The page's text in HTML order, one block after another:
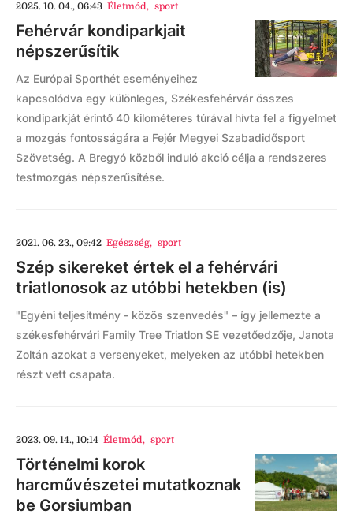
2025. 10. 04., 06:43 Életmód, sport
Fehérvár kondiparkjait
népszerűsítik
Az Európai Sporthét eseményeihez
kapcsolódva egy különleges, Székesfehérvár összes
kondiparkját érintő 40 kilométeres túrával hívta fel a figyelmet
a mozgás fontosságára a Fejér Megyei Szabadidősport
Szövetség. A Bregyó közből induló akció célja a rendszeres
testmozgás népszerűsítése.
2021. 06. 23., 09:42 Egészség, sport
Szép sikereket értek el a fehérvári
triatlonosok az utóbbi hetekben (is)
"Egyéni teljesítmény - közös szenvedés" – így jellemezte a
székesfehérvári Family Tree Triatlon SE vezetőedzője, Janota
Zoltán azokat a versenyeket, melyeken az utóbbi hetekben
részt vett csapata.
2023. 09. 14., 10:14 Életmód, sport
Történelmi korok
harcművészetei mutatkoznak
be Gorsiumban